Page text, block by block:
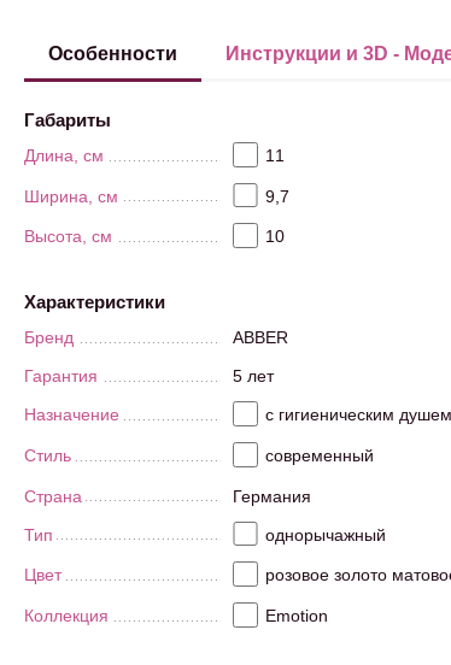
Особенности Инструкции и 3D -
Габариты
Длина, см 11
Ширина, см 9,7
Высота, см 10
Характеристики
Бренд
ABBER
Гарантия
5 лет
Назначение
с гигиеническим душем
Стиль современный
Страна
Германия
Тип
однорычажный
Цвет розовое золото
Коллекция Emotion